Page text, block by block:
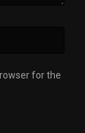
for the